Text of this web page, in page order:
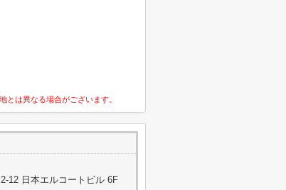
は異なる場合がございます。
12 日本エルコートビル 6F